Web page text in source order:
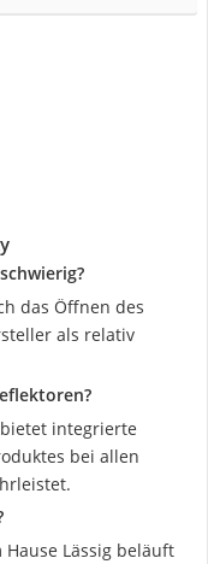
das Öffnen des
als relativ
integrierte
bei allen
Hause Lässig beläuft